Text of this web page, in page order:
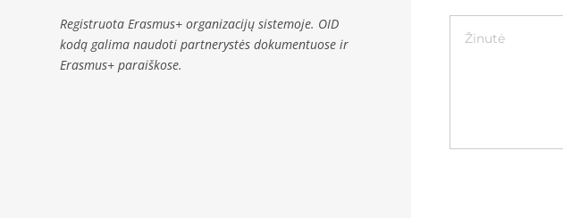
Registruota Erasmus+ organizacijų sistemoje. OID
kodą galima naudoti partnerystės dokumentuose ir
Erasmus+ paraiškose.